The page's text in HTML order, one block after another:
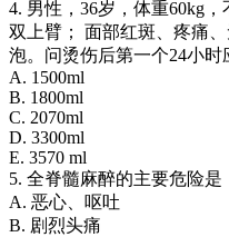
4. 男性，36岁，体重60kg
双上臂； 面部红斑、疼痛
泡。问烫伤后第一个24小时
A. 1500ml
B. 1800ml
C. 2070ml
D. 3300ml
E. 3570 ml
5. 全脊髓麻醉的主要危险是
A. 恶心、呕吐
B. 剧烈头痛